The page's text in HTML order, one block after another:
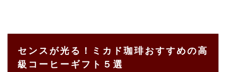
センスが光る！ミカド珈琲おすすめの高
級コーヒーギフト５選